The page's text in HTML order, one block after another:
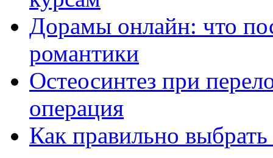
Дорамы онлайн: что
романтики
Остеосинтез при
операция
Как правильно